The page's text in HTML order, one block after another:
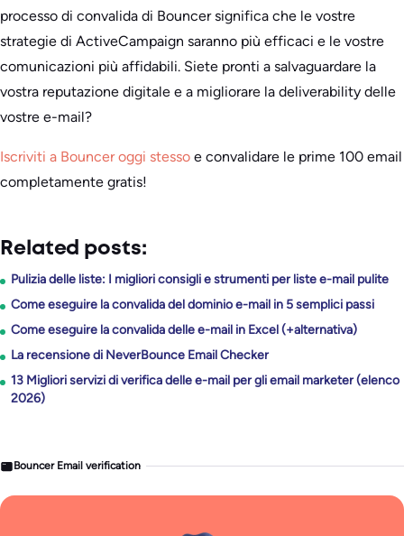
processo di convalida di Bouncer significa che le vostre
strategie di ActiveCampaign saranno più efficaci e le vostre
comunicazioni più affidabili. Siete pronti a salvaguardare la
vostra reputazione digitale e a migliorare la deliverability delle
vostre e-mail?
Iscriviti a Bouncer oggi stesso e convalidare le prime 100 email
completamente gratis!
Related posts:
Pulizia delle liste: I migliori consigli e strumenti per liste e-mail pulite
Come eseguire la convalida del dominio e-mail in 5 semplici passi
Come eseguire la convalida delle e-mail in Excel (+alternativa)
La recensione di NeverBounce Email Checker
13 Migliori servizi di verifica delle e-mail per gli email marketer (elenco
2026)
Bouncer Email verification